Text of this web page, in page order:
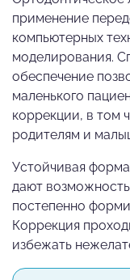
применение
компьютерных
моделирования.
обеспечение
маленького
коррекции, в том
родителям и
Устойчивая
дают
постепенно
Коррекция
избежать